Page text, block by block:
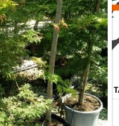
PALMATUM DISSECTUM